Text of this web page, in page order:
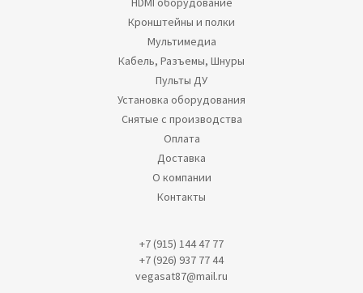
Кронштейны и полки
Мультимедиа
Кабель, Разъемы, Шнуры
Пульты ДУ
Установка оборудования
Снятые с производства
Оплата
Доставка
О компании
Контакты
+7 (915) 144 47 77
+7 (926) 937 77 44
vegasat87@mail.ru